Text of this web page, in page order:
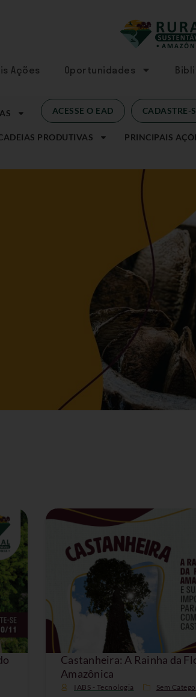
Ações Oportunidades
ACESSE O EAD CADASTRE-
PRODUTIVAS PRINCIPAIS
Castanheira: A Rainha da
Amazônica
IABS - Tecnologia Sem